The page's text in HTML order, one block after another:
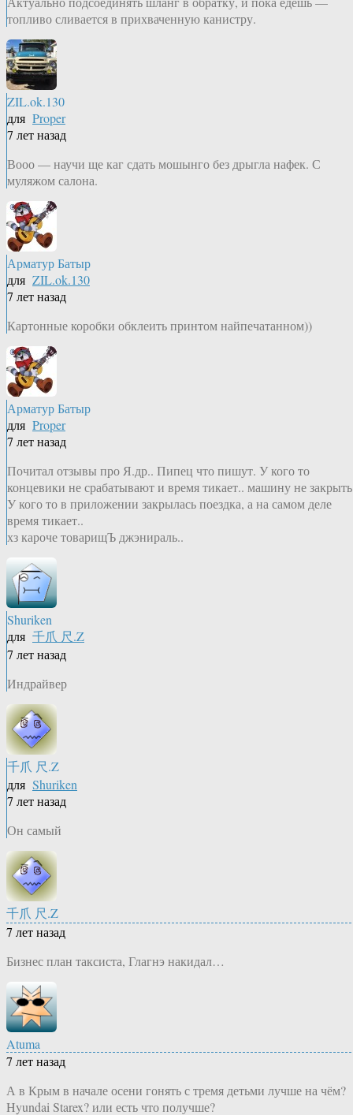
топливо сливается в прихваченную канистру.
ZIL.ok.130
для Proper
7 лет назад
Вооо — научи ще каг сдать мошынго без дрыгла нафек. С
муляжом салона.
Арматур Батыр
для ZIL.ok.130
7 лет назад
Картонные коробки обклеить принтом найпечатанном))
Арматур Батыр
для Proper
7 лет назад
Почитал отзывы про Я.др.. Пипец что пишут. У кого то
концевики не срабатывают и время тикает.. машину не
У кого то в приложении закрылась поездка, а на самом деле
время тикает..
хз кароче товарищЪ джэнираль..
Shuriken
для 千爪 尺.Z
7 лет назад
Индрайвер
千爪 尺.Z
для Shuriken
7 лет назад
Он самый
千爪 尺.Z
7 лет назад
Бизнес план таксиста, Глагнэ накидал…
Atuma
7 лет назад
А в Крым в начале осени гонять с тремя детьми лучше на чём?
Hyundai Starex? или есть что получше?